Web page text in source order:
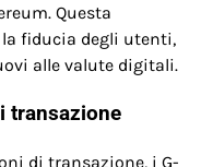
Questa
fiducia degli utenti,
alle valute digitali.
transazione
di transazione, i G-